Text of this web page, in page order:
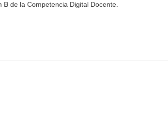
de la Competencia Digital Docente.